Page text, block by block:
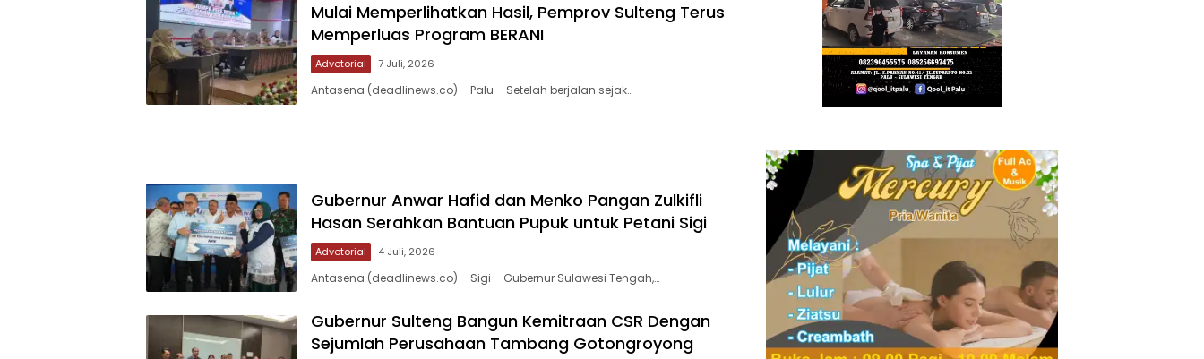
Mulai Memperlihatkan Hasil, Pemprov Sulteng Terus
Memperluas Program BERANI
Advetorial 7 Juli, 2026
Antasena (deadlinews.co) – Palu – Setelah berjalan sejak…
Gubernur Anwar Hafid dan Menko Pangan Zulkifli
Hasan Serahkan Bantuan Pupuk untuk Petani Sigi
Advetorial 4 Juli, 2026
Antasena (deadlinews.co) – Sigi – Gubernur Sulawesi Tengah,…
Gubernur Sulteng Bangun Kemitraan CSR Dengan
Sejumlah Perusahaan Tambang Gotongroyong